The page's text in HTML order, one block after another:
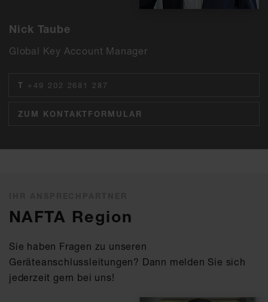
Nick Taube
Global Key Account Manager
T +49 202 2681 287
ZUM KONTAKTFORMULAR
NAFTA Region
Sie haben Fragen zu unseren
Geräteanschlussleitungen? Dann melden Sie sich
jederzeit gern bei uns!